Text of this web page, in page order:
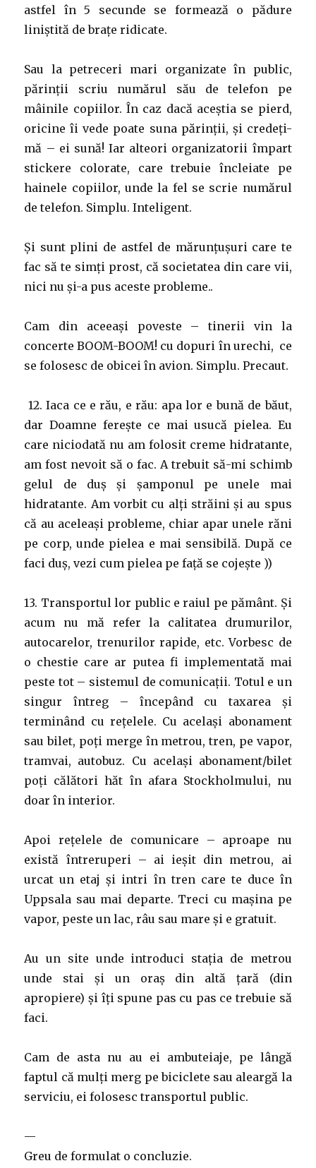
astfel în 5 secunde se formează o pădure
liniștită de brațe ridicate.
Sau la petreceri mari organizate în public,
părinții scriu numărul său de telefon pe
mâinile copiilor. În caz dacă aceștia se pierd,
oricine îi vede poate suna părinții, și credeți-
mă – ei sună! Iar alteori organizatorii împart
stickere colorate, care trebuie încleiate pe
hainele copiilor, unde la fel se scrie numărul
de telefon. Simplu. Inteligent.
Și sunt plini de astfel de mărunțușuri care te
fac să te simți prost, că societatea din care vii,
nici nu și-a pus aceste probleme..
Cam din aceeași poveste – tinerii vin la
concerte BOOM-BOOM! cu dopuri în urechi, ce
se folosesc de obicei în avion. Simplu. Precaut.
12. Iaca ce e rău, e rău: apa lor e bună de băut,
dar Doamne ferește ce mai usucă pielea. Eu
care niciodată nu am folosit creme hidratante,
am fost nevoit să o fac. A trebuit să-mi schimb
gelul de duș și șamponul pe unele mai
hidratante. Am vorbit cu alți străini și au spus
că au aceleași probleme, chiar apar unele răni
pe corp, unde pielea e mai sensibilă. După ce
faci duș, vezi cum pielea pe față se cojește ))
13. Transportul lor public e raiul pe pământ. Și
acum nu mă refer la calitatea drumurilor,
autocarelor, trenurilor rapide, etc. Vorbesc de
o chestie care ar putea fi implementată mai
peste tot – sistemul de comunicații. Totul e un
singur întreg – începând cu taxarea și
terminând cu rețelele. Cu același abonament
sau bilet, poți merge în metrou, tren, pe vapor,
tramvai, autobuz. Cu același abonament/bilet
poți călători hăt în afara Stockholmului, nu
doar în interior.
Apoi rețelele de comunicare – aproape nu
există întreruperi – ai ieșit din metrou, ai
urcat un etaj și intri în tren care te duce în
Uppsala sau mai departe. Treci cu mașina pe
vapor, peste un lac, râu sau mare și e gratuit.
Au un site unde introduci stația de metrou
unde stai și un oraș din altă țară (din
apropiere) și îți spune pas cu pas ce trebuie să
faci.
Cam de asta nu au ei ambuteiaje, pe lângă
faptul că mulți merg pe biciclete sau aleargă la
serviciu, ei folosesc transportul public.
—
Greu de formulat o concluzie.